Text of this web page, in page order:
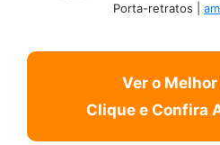
Porta-retratos |
Ver o
Clique e Confira